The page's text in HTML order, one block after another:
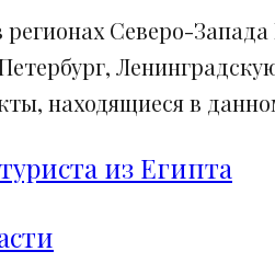
Северо-Запада
находящиеся в
из Египта